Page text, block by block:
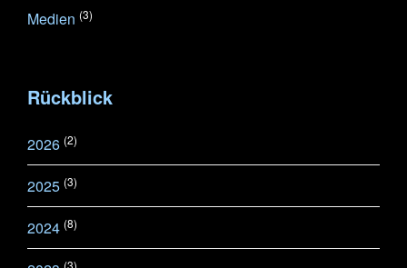
Medien (3)
Rückblick
2026 (2)
2025 (3)
2024 (8)